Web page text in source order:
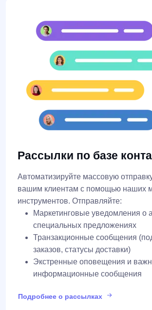
Рассылки по базе
Автоматизируйте массовую
вашим клиентам с помощью наших
инструментов. Отправляйте:
Маркетинговые уведомления о
специальных предложениях
Транзакционные сообщения
заказов, статусы доставки)
Экстренные оповещения и
информационные сообщения
Подробнее о рассылках